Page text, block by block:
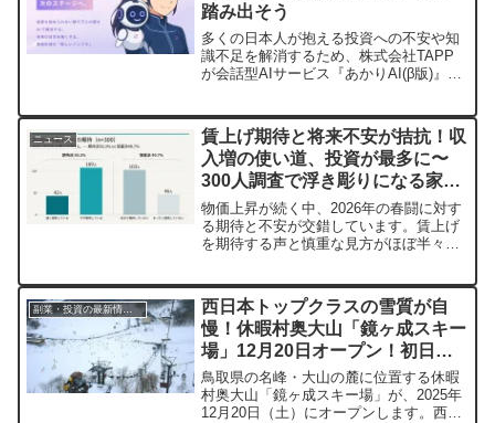
踏み出そう
多くの日本人が抱える投資への不安や知
識不足を解消するため、株式会社TAPP
が会話型AIサービス『あかりAI(β版)』の
のサービスについてご紹介します。
ニュース
賃上げ期待と将来不安が拮抗！収
入増の使い道、投資が最多に〜
300人調査で浮き彫りになる家計
防衛意識〜
物価上昇が続く中、2026年の春闘に対す
る期待と不安が交錯しています。賃上げ
を期待する声と慎重な見方がほぼ半々と
になりました。
西日本トップクラスの雪質が自
慢！休暇村奥大山「鏡ヶ成スキー
場」12月20日オープン！初日は
リフト無料の特典も
鳥取県の名峰・大山の麓に位置する休暇
村奥大山「鏡ヶ成スキー場」が、2025年
12月20日（土）にオープンします。西日